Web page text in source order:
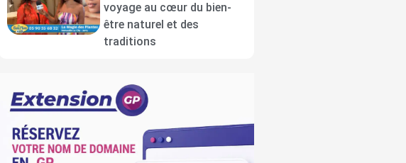
voyage au cœur du bien-
être naturel et des
traditions